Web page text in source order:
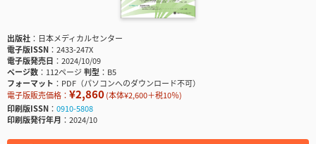
出版社
日本メディカルセンター
電子版ISSN
2433-247X
電子版発売日
2024/10/09
ページ数
112ページ判型
B5
フォーマット
PDF（パソコンへのダウンロード不可）
電子版販売価格： ¥2,860(本体¥2,600＋税10％)
印刷版ISSN
0910-5808
印刷版発行年月
2024/10